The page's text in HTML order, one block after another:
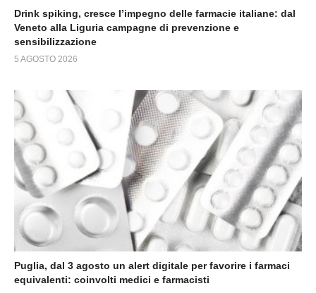
Drink spiking, cresce l’impegno delle farmacie italiane: dal
Veneto alla Liguria campagne di prevenzione e
sensibilizzazione
5 AGOSTO 2026
Puglia, dal 3 agosto un alert digitale per favorire i farmaci
equivalenti: coinvolti medici e farmacisti